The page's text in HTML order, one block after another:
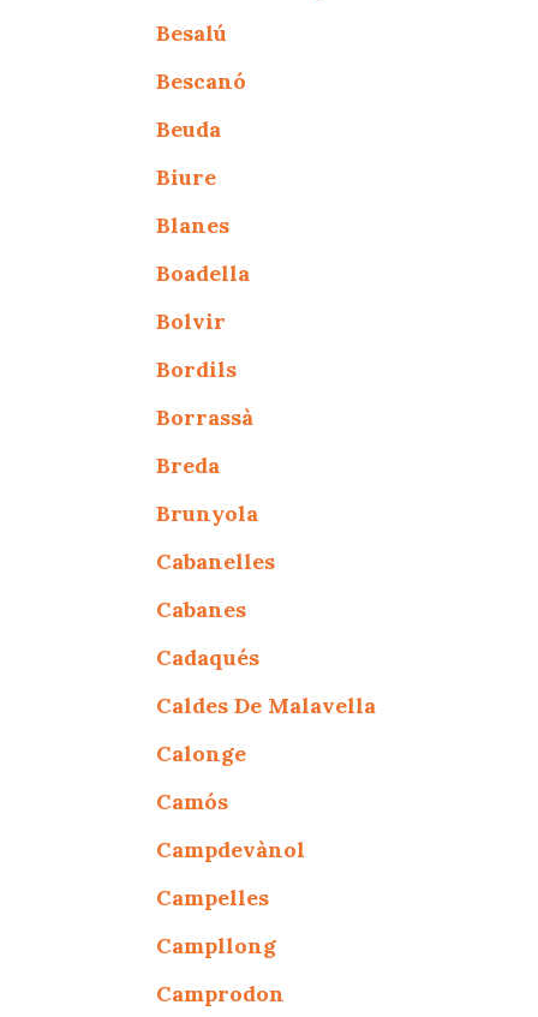
Besalú
Bescanó
Beuda
Biure
Blanes
Boadella
Bolvir
Bordils
Borrassà
Breda
Brunyola
Cabanelles
Cabanes
Cadaqués
Caldes De Malavella
Calonge
Camós
Campdevànol
Campelles
Campllong
Camprodon